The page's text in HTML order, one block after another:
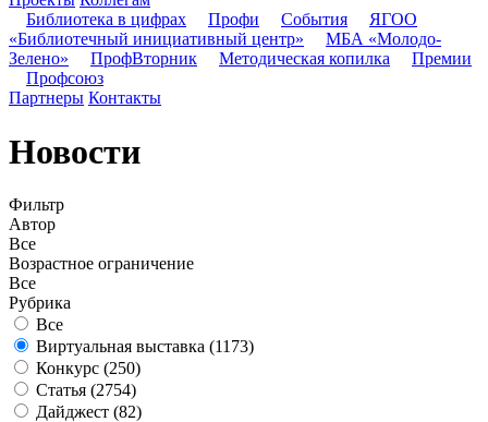
Библиотека в цифрах
Профи События
ЯГОО
«Библиотечный инициативный центр»
МБА «Молодо-
Зелено»
ПрофВторник Методическая копилка
Премии
Профсоюз
Партнеры Контакты
Новости
Фильтр
Автор
Все
Возрастное ограничение
Все
Рубрика
Все
Виртуальная выставка (1173)
Конкурс (250)
Статья (2754)
Дайджест (82)